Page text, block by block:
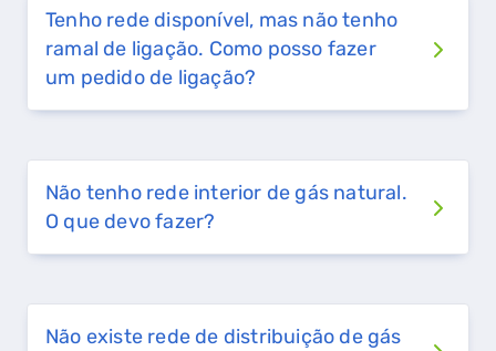
Tenho rede disponível, mas não tenho
ramal de ligação. Como posso fazer
um pedido de ligação?
Não tenho rede interior de gás natural.
O que devo fazer?
Não existe rede de distribuição de gás